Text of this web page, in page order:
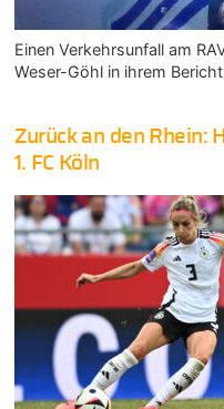
Einen Verkehrsunfall am
Weser-Göhl in ihrem
Zurück an den Rhein:
1. FC Köln